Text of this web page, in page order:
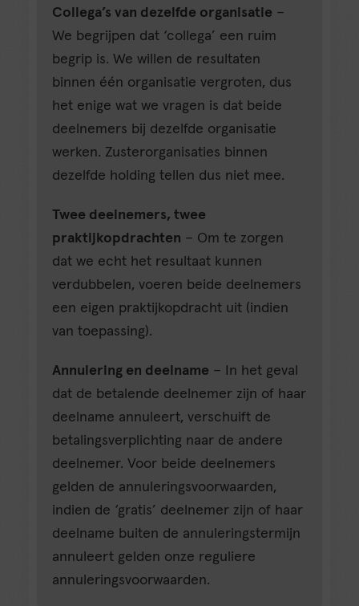
Collega’s van dezelfde organisatie –
We begrijpen dat ‘collega’ een ruim
begrip is. We willen de resultaten
binnen één organisatie vergroten, dus
het enige wat we vragen is dat beide
deelnemers bij dezelfde organisatie
werken. Zusterorganisaties binnen
dezelfde holding tellen dus niet mee.
Twee deelnemers, twee
praktijkopdrachten – Om te zorgen
dat we echt het resultaat kunnen
verdubbelen, voeren beide deelnemers
een eigen praktijkopdracht uit (indien
van toepassing).
Annulering en deelname – In het geval
dat de betalende deelnemer zijn of haar
deelname annuleert, verschuift de
betalingsverplichting naar de andere
deelnemer. Voor beide deelnemers
gelden de annuleringsvoorwaarden,
indien de ‘gratis’ deelnemer zijn of haar
deelname buiten de annuleringstermijn
annuleert gelden onze reguliere
annuleringsvoorwaarden.